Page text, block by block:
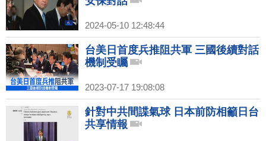
2024-05-10 12:48:44
台美日首度兵推阻共軍 三國後續對話
機制受矚
2023-07-17 19:08:08
針對中共間諜氣球 日本前防相籲日台
共享情報